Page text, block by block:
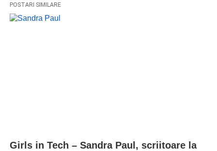
POSTARI SIMILARE
Girls in Tech – Sandra Paul, scriitoare la